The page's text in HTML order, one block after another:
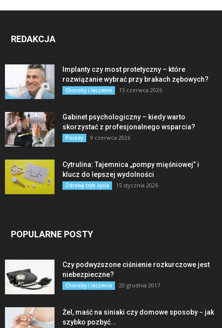
REDAKCJA
Implanty czy most protetyczny – które
rozwiązanie wybrać przy brakach zębowych?
Choroby i leczenie 15 czerwca 2026
Gabinet psychologiczny – kiedy warto
skorzystać z profesjonalnego wsparcia?
Porady 9 czerwca 2026
Cytrulina: Tajemnica „pompy mięśniowej” i
klucz do lepszej wydolności
Zdrowy tryb życia 15 stycznia 2026
POPULARNE POSTY
Czy podwyższone ciśnienie rozkurczowe jest
niebezpieczne?
Choroby i leczenie 20 grudnia 2017
Żel, maść na siniaki czy domowe sposoby − jak
szybko pozbyć...